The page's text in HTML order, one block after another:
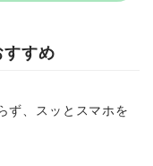
すめ
ず、スッとスマホを